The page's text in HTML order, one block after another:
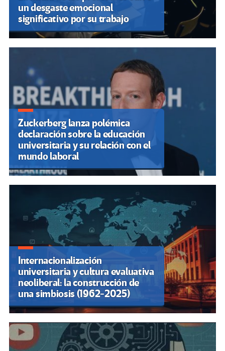
un desgaste emocional
significativo por su trabajo
Zuckerberg lanza polémica
declaración sobre la educación
universitaria y su relación con el
mundo laboral
Internacionalización
universitaria y cultura evaluativa
neoliberal: la construcción de
una simbiosis (1962-2025)